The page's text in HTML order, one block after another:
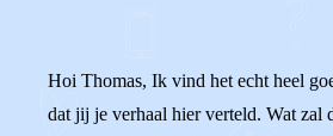
Hoi Thomas, Ik vind het echt heel
dat jij je verhaal hier verteld. Wat zal